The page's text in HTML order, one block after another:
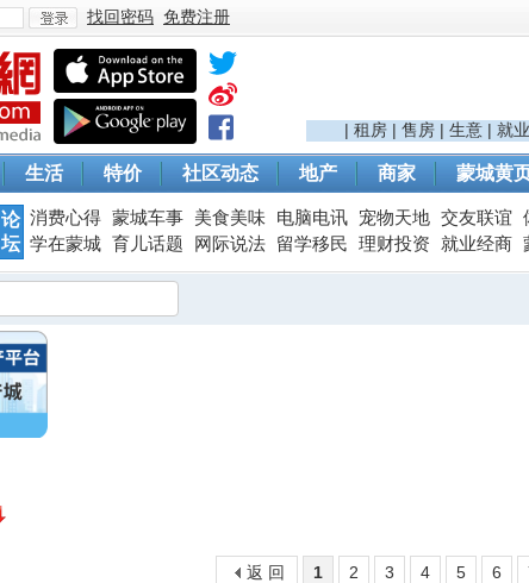
登
找回密码 免费注册
| 租房 | 售房 | 生意 | 就业
生活 特价 社区动态 地产 商家 蒙城黄
论
坛
消费心得 蒙城车事 美食美味 电脑电讯 宠物天地 交友联谊
学在蒙城 育儿话题 网际说法 留学移民 理财投资 就业经商
1 2 3 4 5 6
返 回